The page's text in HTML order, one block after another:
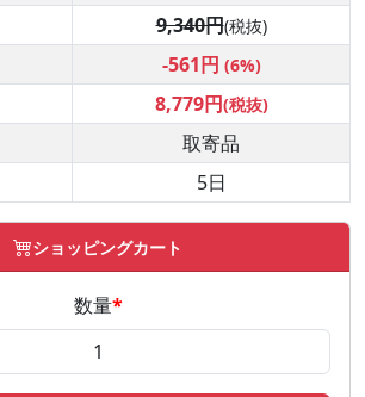
9,340円(税抜)
-561円 (6%)
8,779円(税抜)
取寄品
5日
ショッピングカート
数量*